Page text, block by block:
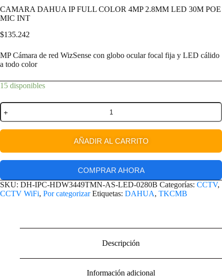
CAMARA DAHUA IP FULL COLOR 4MP 2.8MM LED 30M POE
MIC INT
$135.242
MP Cámara de red WizSense con globo ocular focal fija y LED cálido
a todo color
15 disponibles
AÑADIR AL CARRITO
COMPRAR AHORA
SKU: DH-IPC-HDW3449TMN-AS-LED-0280B Categorías: CCTV,
CCTV WiFi, Por categorizar Etiquetas: DAHUA, TKCMB
Descripción
Información adicional